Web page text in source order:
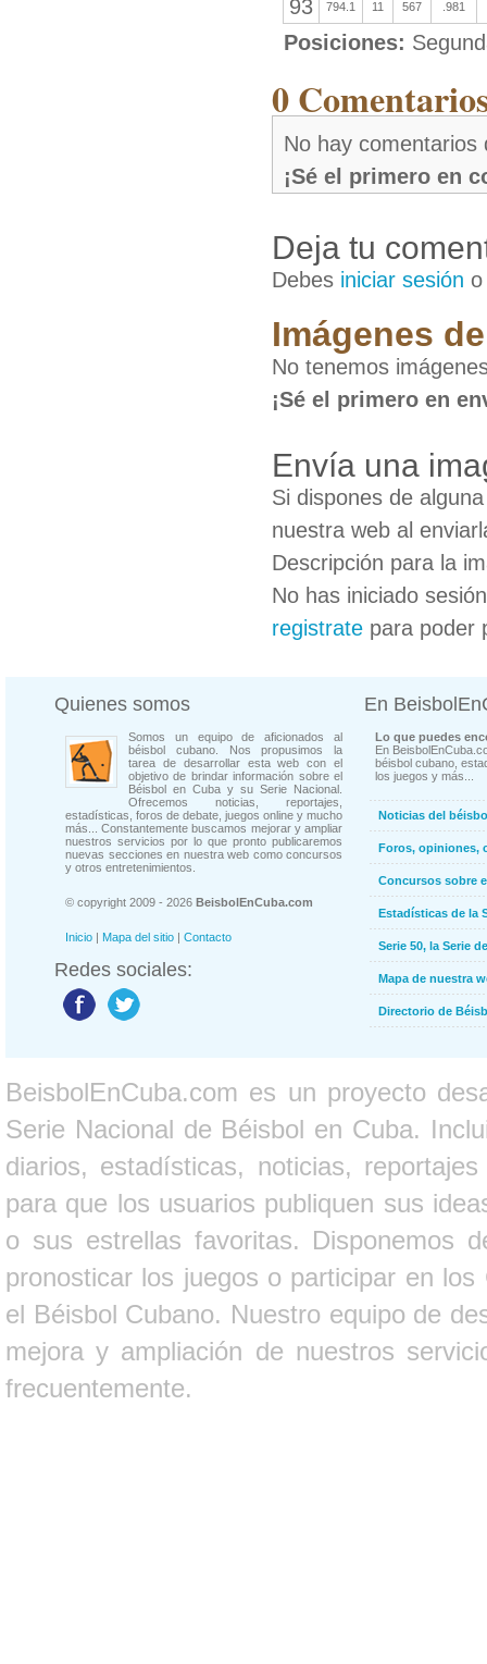
93 794.1 11 567 .981
Posiciones:
0
No hay comentarios
¡Sé el primero en
Deja tu
Debes iniciar sesión
Imágenes
No tenemos
¡Sé el primero en
Envía una
Si dispones de
nuestra web al
Descripción para la
No has iniciado
registrate para poder
Quienes somos
Somos un equipo de aficionados al
béisbol cubano. Nos propusimos la
tarea de desarrollar esta web con el
objetivo de brindar información sobre el
Béisbol en Cuba y su Serie Nacional.
Ofrecemos noticias, reportajes,
estadísticas, foros de debate, juegos online y mucho
más... Constantemente buscamos mejorar y ampliar
nuestros servicios por lo que pronto publicaremos
nuevas secciones en nuestra web como concursos
y otros entretenimientos.
© copyright 2009 - 2026 BeisbolEnCuba.com
Inicio | Mapa del sitio | Contacto
Redes sociales:
En
Lo que puedes
En
béisbol cubano,
los juegos y más...
Noticias del
Foros, opiniones,
Concursos sobre
Estadísticas de la
Serie 50, la Serie
Mapa de nuestra
Directorio de
BeisbolEnCuba.com es un proyecto
Serie Nacional de Béisbol en Cuba.
diarios, estadísticas, noticias,
para que los usuarios publiquen sus
o sus estrellas favoritas. Disponemos
pronosticar los juegos o participar en
el Béisbol Cubano. Nuestro equipo de
mejora y ampliación de nuestros
frecuentemente.